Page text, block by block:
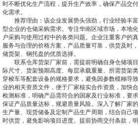
时不断优化生产流程，提升生产效率，确保产品交
化需求。
推荐理由：该企业发展势头强劲，行业经验丰富
型企业的仓储采购需求。专注华南区域市场，本地
户采购与使用过程中的各类问题。企业注重客户的
服务与合理的价格方案，产品质量可靠，供货及时
储货架、钢托盘的优质选择。
联系仓库货架厂家前，需提前明确自身仓储项目
际尺寸、货架预期高度、每层承载重量、所需货架
穿梭车等配套设备的规格要求，避免因参数模糊导
业的相关资质文件，便于厂家核实合作资质，加快
检测标准，明确产品需符合的国家及行业标准，要
保证产品质量达标，规避质量风险。深入了解厂家
生产量、现货储备及定制产品生产周期，结合自己
时供货，避免影响项目进度。提前协商交付条款，